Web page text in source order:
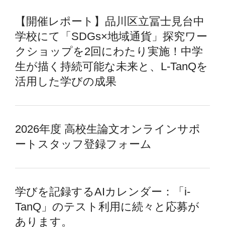
【開催レポート】品川区立冨士見台中
学校にて「SDGs×地域通貨」探究ワー
クショップを2回にわたり実施！中学
生が描く持続可能な未来と、L-TanQを
活用した学びの成果
2026年度 高校生論文オンラインサポ
ートスタッフ登録フォーム
学びを記録するAIカレンダー：「i-
TanQ」のテスト利用に続々と応募が
あります。